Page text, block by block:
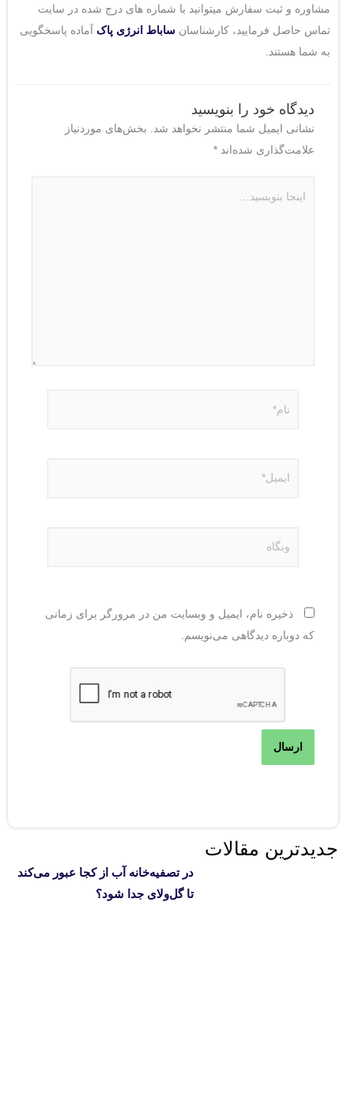
مشاوره و ثبت سفارش میتوانید با شماره های درج شده در سایت
تماس حاصل فرمایید، کارشناسان ساباط انرژی پاک آماده پاسخگویی
به شما هستند.
دیدگاه‌ خود را بنویسید
نشانی ایمیل شما منتشر نخواهد شد.
بخش‌های موردنیاز
علامت‌گذاری شده‌اند *
ذخیره نام، ایمیل و وبسایت من در مرورگر برای زمانی
که دوباره دیدگاهی می‌نویسم.
جدیدترین مقالات
در تصفیه‌خانه آب از کجا عبور می‌کند
تا گل‌ولای جدا شود؟